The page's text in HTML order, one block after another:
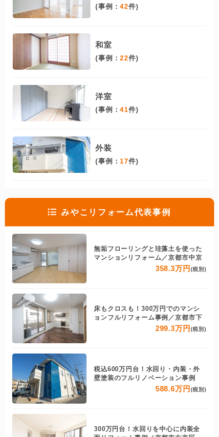
(事例：42件)
和室
(事例：22件)
洋室
(事例：41件)
外装
(事例： 17件)
みやこリフォーム代表事例
無垢フローリングと珪藻土を使った
マンションリフォーム／京都市中京
358.3万円 (税別)
床もクロスも！300万円でのマンシ
ョンフルリフォーム事例／京都市下
299.3万円 (税別)
税込600万円台！水回り・内装・外
壁塗装のフルリノベーション事例
588.6万円 (税別)
300万円台！水回りを中心に内装全